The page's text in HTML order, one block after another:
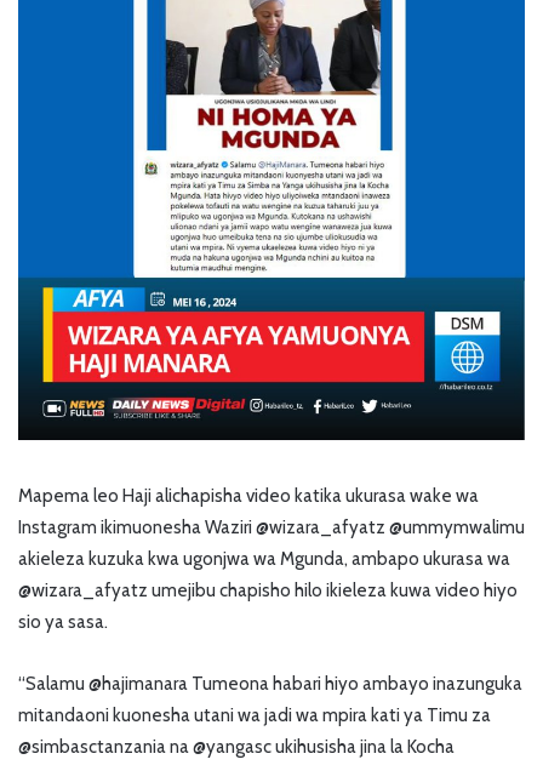
Mapema leo Haji alichapisha video katika ukurasa wake wa
Instagram ikimuonesha Waziri @wizara_afyatz @ummymwalimu
akieleza kuzuka kwa ugonjwa wa Mgunda, ambapo ukurasa wa
@wizara_afyatz umejibu chapisho hilo ikieleza kuwa video hiyo
sio ya sasa.
“Salamu @hajimanara Tumeona habari hiyo ambayo inazunguka
mitandaoni kuonesha utani wa jadi wa mpira kati ya Timu za
@simbasctanzania na @yangasc ukihusisha jina la Kocha